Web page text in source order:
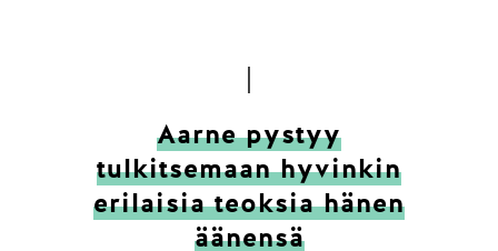
Aarne pystyy
tulkitsemaan hyvinkin
erilaisia teoksia hänen
äänensä